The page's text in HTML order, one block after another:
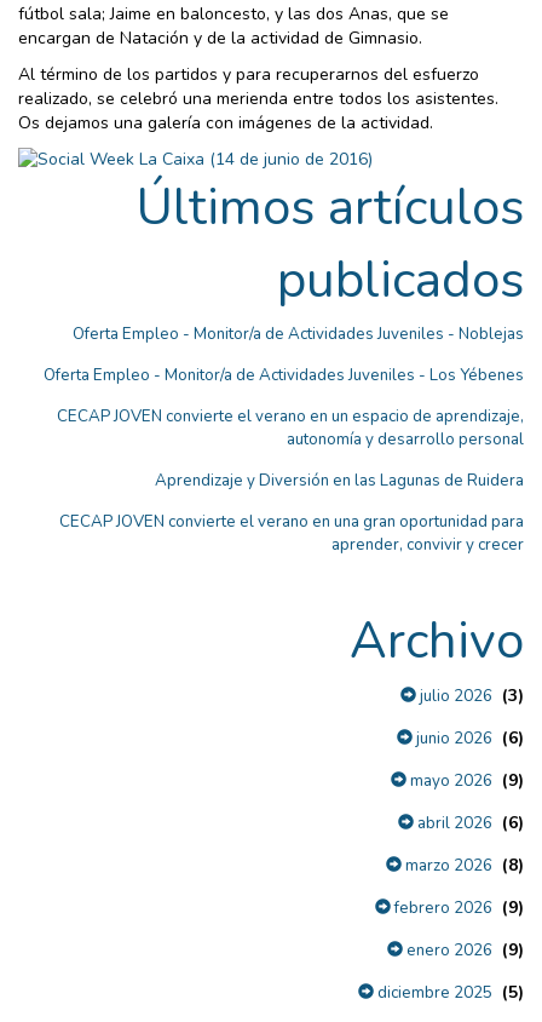
fútbol sala; Jaime en baloncesto, y las dos Anas, que se
encargan de Natación y de la actividad de Gimnasio.
Al término de los partidos y para recuperarnos del esfuerzo
realizado, se celebró una merienda entre todos los asistentes.
Os dejamos una galería con imágenes de la actividad.
Últimos artículos
publicados
Oferta Empleo - Monitor/a de Actividades Juveniles - Noblejas
Oferta Empleo - Monitor/a de Actividades Juveniles - Los Yébenes
CECAP JOVEN convierte el verano en un espacio de aprendizaje,
autonomía y desarrollo personal
Aprendizaje y Diversión en las Lagunas de Ruidera
CECAP JOVEN convierte el verano en una gran oportunidad para
aprender, convivir y crecer
Archivo
julio 2026 (3)
junio 2026 (6)
mayo 2026 (9)
abril 2026 (6)
marzo 2026 (8)
febrero 2026 (9)
enero 2026 (9)
diciembre 2025 (5)